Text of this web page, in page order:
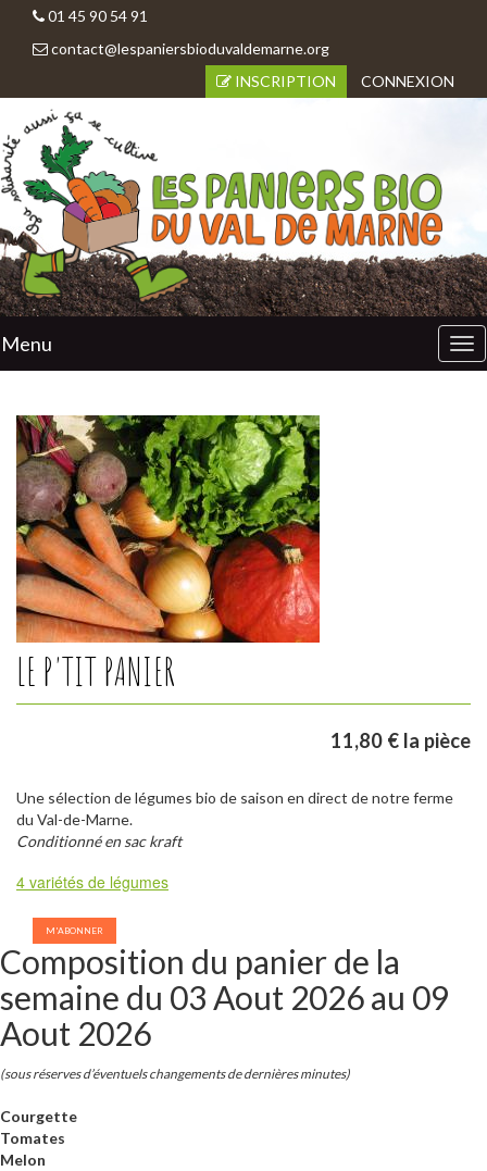
01 45 90 54 91
contact@lespaniersbioduvaldemarne.org
INSCRIPTION
CONNEXION
Menu
LE P'TIT PANIER
11,80 € la pièce
Une sélection de légumes bio de saison en direct de notre ferme
du Val-de-Marne.
Conditionné en sac kraft
4 variétés de légumes
M'ABONNER
Composition du panier de la
semaine du 03 Aout 2026 au 09
Aout 2026
(sous réserves d’éventuels changements de dernières minutes)
Courgette
Tomates
Melon